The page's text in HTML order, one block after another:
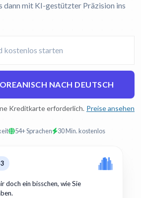
dann mit KI-gestützter Präzision ins
NACH DEUTSCH
Kreditkarte erforderlich. Preise ansehen
54+ Sprachen 30 Min. kostenlos
doch ein bisschen, wie Sie